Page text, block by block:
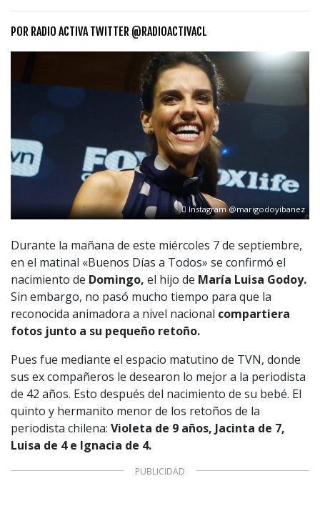
POR RADIO ACTIVA TWITTER @RADIOACTIVACL
Instagram @marigodoyibanez
Durante la mañana de este miércoles 7 de septiembre,
en el matinal «Buenos Días a Todos» se confirmó el
nacimiento de Domingo, el hijo de María Luisa Godoy.
Sin embargo, no pasó mucho tiempo para que la
reconocida animadora a nivel nacional compartiera
fotos junto a su pequeño retoño.
Pues fue mediante el espacio matutino de TVN, donde
sus ex compañeros le desearon lo mejor a la periodista
de 42 años. Esto después del nacimiento de su bebé. El
quinto y hermanito menor de los retoños de la
periodista chilena: Violeta de 9 años, Jacinta de 7,
Luisa de 4 e Ignacia de 4.